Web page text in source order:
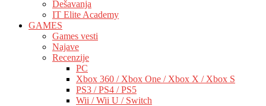
Dešavanja
IT Elite Academy
GAMES
Games vesti
Najave
Recenzije
PC
Xbox 360 / Xbox One / Xbox X / Xbox S
PS3 / PS4 / PS5
Wii / Wii U / Switch